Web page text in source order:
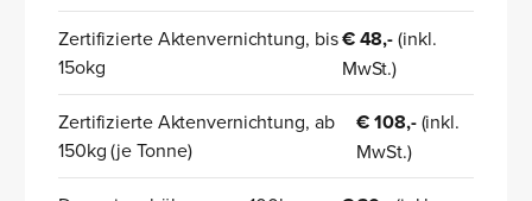
Zertifizierte Aktenvernichtung, bis
15okg
€ 48,-(inkl.
MwSt.)
Zertifizierte Aktenvernichtung, ab
150kg (je Tonne)
€ 108,-(inkl.
MwSt.)